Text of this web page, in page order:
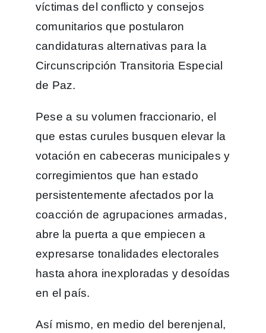
víctimas del conflicto y consejos
comunitarios que postularon
candidaturas alternativas para la
Circunscripción Transitoria Especial
de Paz.
Pese a su volumen fraccionario, el
que estas curules busquen elevar la
votación en cabeceras municipales y
corregimientos que han estado
persistentemente afectados por la
coacción de agrupaciones armadas,
abre la puerta a que empiecen a
expresarse tonalidades electorales
hasta ahora inexploradas y desoídas
en el país.
Así mismo, en medio del berenjenal,